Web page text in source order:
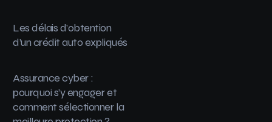
Les délais d’obtention
d’un crédit auto expliqués
Assurance cyber :
pourquoi s’y engager et
comment sélectionner la